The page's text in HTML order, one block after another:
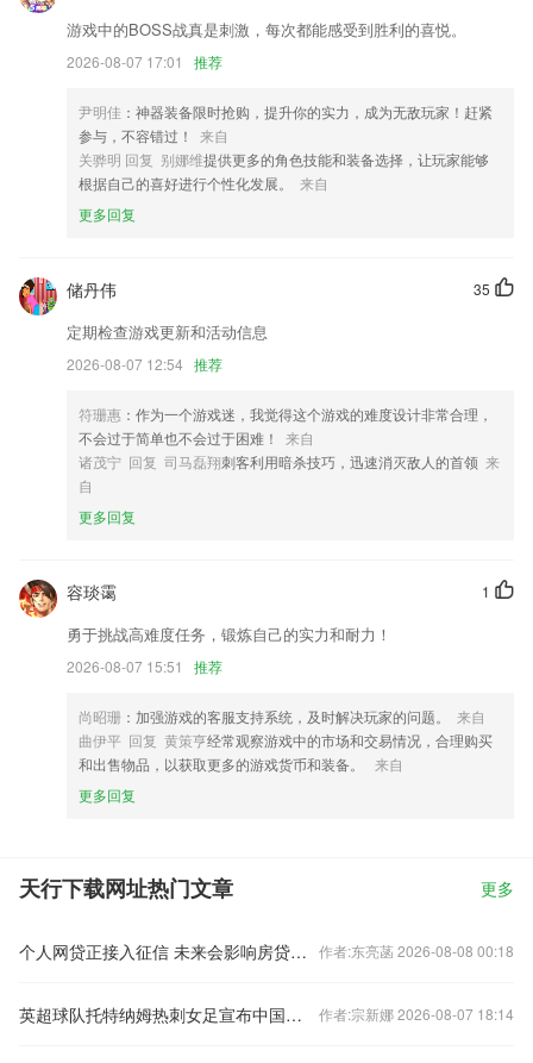
新增 内容浏览数（后续择日开启）
全新手机垃圾清理技术，深度扫描手机文件
优化选择音乐页面的加载速度。
文章可以分享到微博啦！
联系我们
以上就是天行下载网址的介绍，如果您喜欢这款软件，您可以到应用商店
游戏中的BOSS战真是刺激，每次都能感受到胜利的喜悦。
2026-08-07 17:01 推荐
尹明佳 ：神器装备限时抢购，提升你的实力，成为无敌玩家！赶紧
参与，不容错过！
来自
关骅明 回复 别娜维提供更多的角色技能和装备选择，让玩家能够
根据自己的喜好进行个性化发展。
来自
更多回复
35
储丹伟
定期检查游戏更新和活动信息
2026-08-07 12:54 推荐
符珊惠 ：作为一个游戏迷，我觉得这个游戏的难度设计非常合理，
不会过于简单也不会过于困难！
来自
诸茂宁 回复 司马磊翔刺客利用暗杀技巧，迅速消灭敌人的首领 来
自
更多回复
1
容琰霭
勇于挑战高难度任务，锻炼自己的实力和耐力！
2026-08-07 15:51 推荐
尚昭珊 ：加强游戏的客服支持系统，及时解决玩家的问题。
来自
曲伊平 回复 黄策亨经常观察游戏中的市场和交易情况，合理购买
和出售物品，以获取更多的游戏货币和装备。
来自
更多回复
天行下载网址热门文章 更多
个人网贷正接入征信 未来会影响房贷么？ 作者:东亮菡 2026-08-08 00:18
英超球队托特纳姆热刺女足宣布中国球员王霜加盟 作者:宗新娜 2026-08-07 18:14